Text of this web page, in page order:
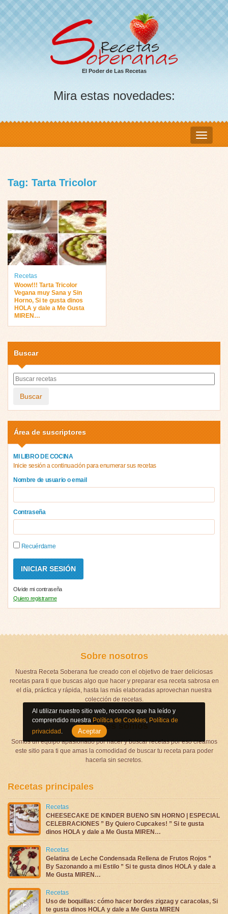
El Poder de Las Recetas
Mira estas novedades:
Tag: Tarta Tricolor
Recetas
Woow!!! Tarta Tricolor
Vegana muy Sana y Sin
Horno, Si te gusta dinos
HOLA y dale a Me Gusta
MIREN…
Buscar
Buscar
Área de suscriptores
MI LIBRO DE COCINA
Inicie sesión a continuación para enumerar sus recetas
Nombre de usuario o email
Contraseña
Recuérdame
Olvide mi contraseña
Quiero registrarme
Sobre nosotros
Nuestra Receta Soberana fue creado con el objetivo de traer deliciosas
recetas para ti que buscas algo que hacer y preparar esa receta sabrosa en
el día, práctica y rápida, hasta las más elaboradas aprovechan nuestra
colección de recetas.
Quienes somos
Somos un equipo apasionado por hacer y buscar recetas por eso creamos
este sitio para ti que amas la comodidad de buscar tu receta para poder
hacerla sin secretos.
Recetas principales
Recetas
CHEESECAKE DE KINDER BUENO SIN HORNO | ESPECIAL
CELEBRACIONES ” By Quiero Cupcakes! ” Si te gusta
dinos HOLA y dale a Me Gusta MIREN…
Recetas
Gelatina de Leche Condensada Rellena de Frutos Rojos ”
By Sazonando a mi Estilo ” Si te gusta dinos HOLA y dale a
Me Gusta MIREN…
Recetas
Uso de boquillas: cómo hacer bordes zigzag y caracolas, Si
te gusta dinos HOLA y dale a Me Gusta MIREN
Al utilizar nuestro sitio web, reconoce que ha leído y
comprendido nuestra Política de Cookies, Política de
privacidad . Aceptar